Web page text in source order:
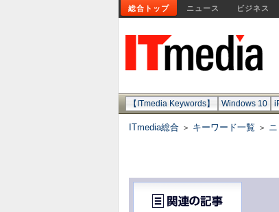
総合トップ ニュース ビジネス
【ITmedia Keywords】 Windows 10
ITmedia総合 > キーワード一覧 > ニ